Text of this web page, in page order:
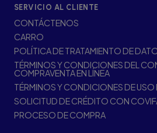
SERVICIO AL CLIENTE
CONTÁCTENOS
CARRO
POLÍTICA DE TRATAMIENTO DE
TÉRMINOS Y CONDICIONES DEL
COMPRAVENTA EN LÍNEA
TÉRMINOS Y CONDICIONES DE USO
SOLICITUD DE CRÉDITO CON
PROCESO DE COMPRA